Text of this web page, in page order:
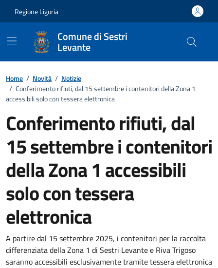
Regione Liguria
Comune di Sestri
Levante
Home / Novità / Notizie
/ Conferimento rifiuti, dal 15 settembre i contenitori della Zona 1
accessibili solo con tessera elettronica
Conferimento rifiuti, dal
15 settembre i contenitori
della Zona 1 accessibili
solo con tessera
elettronica
Dettagli della notizia
A partire dal 15 settembre 2025, i contenitori per la raccolta
differenziata della Zona 1 di Sestri Levante e Riva Trigoso
saranno accessibili esclusivamente tramite tessera elettronica